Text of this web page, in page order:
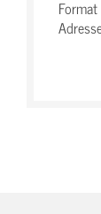
Format